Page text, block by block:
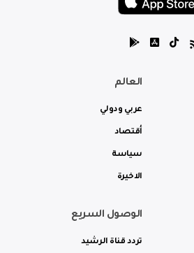
العالم
عربي ودولي
أقتصاد
سياسة
الاخيرة
الوصول السريع
تردد قناة الرشيد